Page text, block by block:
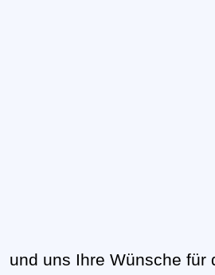
und uns Ihre Wünsche für